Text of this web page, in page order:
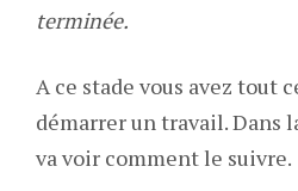
terminée.
A ce stade vous avez tout
démarrer un travail. Dans
va voir comment le suivre.